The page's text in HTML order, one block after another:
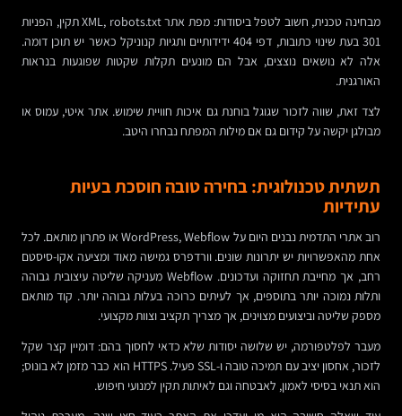
מבחינה טכנית, חשוב לטפל ביסודות: מפת אתר XML, robots.txt תקין, הפניות
301 בעת שינוי כתובות, דפי 404 ידידותיים ותגיות קנוניקל כאשר יש תוכן דומה.
אלה לא נושאים נוצצים, אבל הם מונעים תקלות שקטות שפוגעות בנראות
האורגנית.
לצד זאת, שווה לזכור שגוגל בוחנת גם איכות חוויית שימוש. אתר איטי, עמוס או
מבולגן יקשה על קידום גם אם מילות המפתח נבחרו היטב.
תשתית טכנולוגית: בחירה טובה חוסכת בעיות
עתידיות
רוב אתרי התדמית נבנים היום על WordPress, Webflow או פתרון מותאם. לכל
אחת מהאפשרויות יש יתרונות שונים. וורדפרס גמישה מאוד ומציעה אקו-סיסטם
רחב, אך מחייבת תחזוקה ועדכונים. Webflow מעניקה שליטה עיצובית גבוהה
ותלות נמוכה יותר בתוספים, אך לעיתים כרוכה בעלות גבוהה יותר. קוד מותאם
מספק שליטה וביצועים מצוינים, אך מצריך תקציב וצוות מקצועי.
מעבר לפלטפורמה, יש שלושה יסודות שלא כדאי לחסוך בהם: דומיין קצר שקל
לזכור, אחסון יציב עם תמיכה טובה ו-SSL פעיל. HTTPS הוא כבר מזמן לא בונוס;
הוא תנאי בסיסי לאמון, לאבטחה וגם לאיתות תקין למנועי חיפוש.